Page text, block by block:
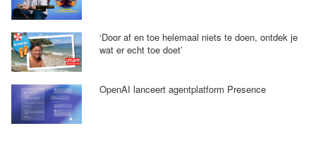
‘Door af en toe helemaal niets te doen, ontdek je
wat er echt toe doet’
OpenAI lanceert agentplatform Presence